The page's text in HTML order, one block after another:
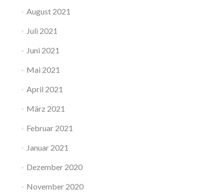
August 2021
Juli 2021
Juni 2021
Mai 2021
April 2021
März 2021
Februar 2021
Januar 2021
Dezember 2020
November 2020